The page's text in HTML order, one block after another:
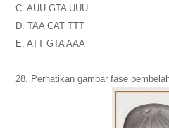
C. AUU GTA UUU
D. TAA CAT TTT
E. ATT GTA AAA
28. Perhatikan gambar fase